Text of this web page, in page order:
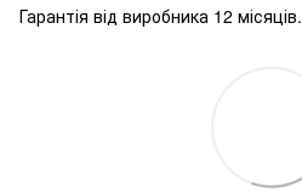
Гарантія від виробника 12 місяців.